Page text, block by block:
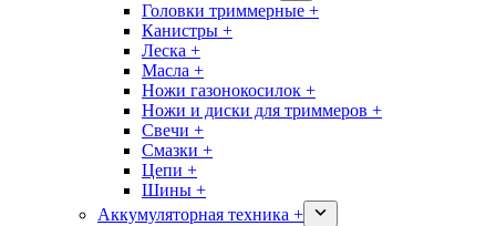
Головки триммерные +
Канистры +
Леска +
Масла +
Ножи газонокосилок +
Ножи и диски для триммеров +
Свечи +
Смазки +
Цепи +
Шины +
Аккумуляторная техника +